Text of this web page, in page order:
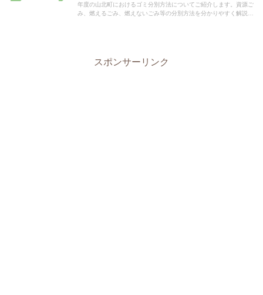
年度の山北町におけるゴミ分別方法についてご紹介します。資源ご
み、燃えるごみ、燃えないごみ等の分別方法を分かりやすく解説し
スポンサーリンク